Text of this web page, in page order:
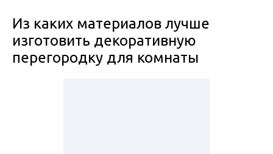
Из каких материалов лучше
изготовить декоративную
перегородку для комнаты